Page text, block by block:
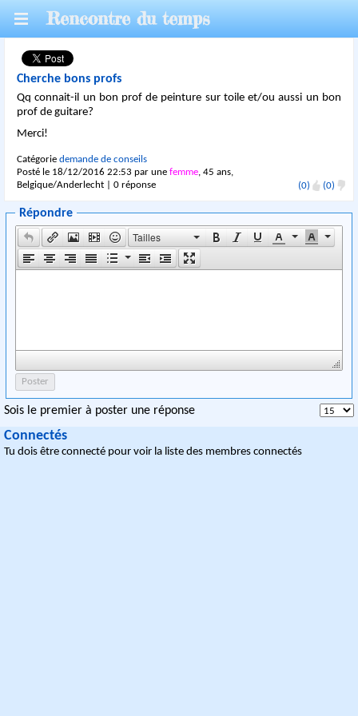
Rencontre du temps
Cherche bons profs
Qq connait-il un bon prof de peinture sur toile et/ou aussi un bon
prof de guitare?
Merci!
Catégoriedemande de conseils
Posté le 18/12/2016 22:53 par unefemme, 45 ans,
Belgique/Anderlecht | 0 réponse
(0) (0)
Répondre
Tailles
Sois le premier à poster une réponse
Connectés
Tu dois être connecté pour voir la liste des membres connectés